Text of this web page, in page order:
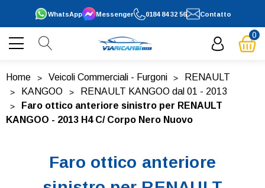
0184 84 32 56
WhatsApp Contatto
Messenger
0
Home Veicoli Commerciali - Furgoni
RENAULT
KANGOO
RENAULT KANGOO dal 01 - 2013
Faro ottico anteriore sinistro per RENAULT
KANGOO - 2013 H4 C/ Corpo Nero Nuovo
Faro ottico anteriore